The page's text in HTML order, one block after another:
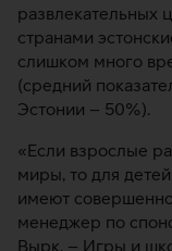
развлекательных
странами
слишком много
(средний
Эстонии – 50%).
«Если взрослые
миры, то для
имеют
менеджер по
Вырк. – Игры и